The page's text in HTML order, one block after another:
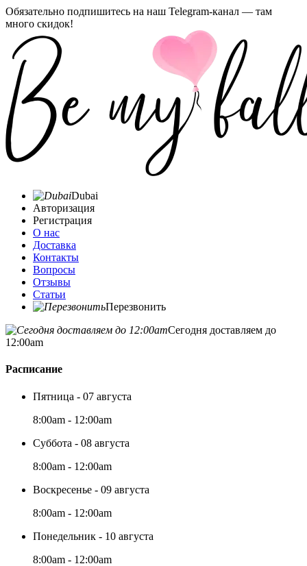
Обязательно подпишитесь на наш Telegram-канал — там
много скидок!
Dubai
Авторизация
Регистрация
О нас
Доставка
Контакты
Вопросы
Отзывы
Статьи
Перезвонить
Сегодня доставляем до
12:00am
Расписание
Пятница - 07 августа
8:00am - 12:00am
Суббота - 08 августа
8:00am - 12:00am
Воскресенье - 09 августа
8:00am - 12:00am
Понедельник - 10 августа
8:00am - 12:00am